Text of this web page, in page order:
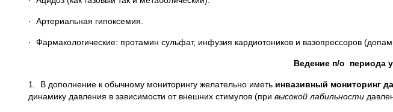
· Артериальная гипоксемия.
· Фармакологические: протамин сульфат, инфузия кардиотоников и вазопрессоров
Ведение п/о периода
1. В дополнение к обычному мониторингу желательно иметь инвазивный мониторинг
динамику давления в зависимости от внешних стимулов (при высокой лабильности